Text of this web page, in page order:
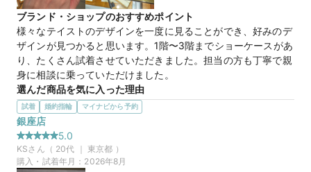
もらえイメージもつきやすかったです。大切な一日になりまし
た。ありがとうございました。
商品名 cocktail pure love
価格帯 30万円
マイナビ限定
この店舗のおすすめ特典情報
WEB来店予約で、マイナビとBIJOUPIKOから ¥16,000分の電子マ
ネー＆金券プレゼント！
ブランド・ショップのおすすめポイント
様々なテイストのデザインを一度に見ることができ、好みのデ
ザインが見つかると思います。1階〜3階までショーケースがあ
り、たくさん試着させていただきました。担当の方も丁寧で親
身に相談に乗っていただけました。
選んだ商品を気に入った理由
プラチナとイエローゴールドのさりげないコンビネーションが
気に入りました。ダイヤモンドの華やかさもちょうど良かった
です。セットの婚約指輪と結婚指輪を重ね付けするととてもバ
ランスがよく好みでした。男性用のリングとのお揃い感もあり
いいなと感じました。
試着 婚約指輪 マイナビから予約
銀座店
5.0
KSさん（ 20代 ｜ 東京都 ）
購入・試着年月： 2026年8月